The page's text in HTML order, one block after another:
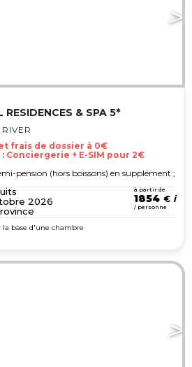
RESIDENCES & SPA 5*
frais de dossier à 0€
Conciergerie + E-SIM pour 2€
pension (hors boissons) en supplément ;
2026
à partir de
1854 €
/ personne
la base d'une chambre